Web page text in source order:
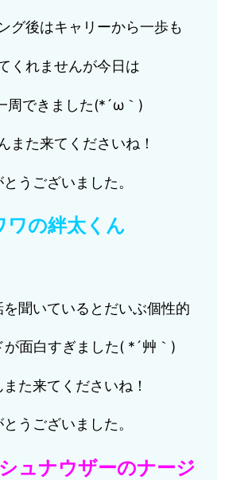
グ後はキャリーから一歩も
くれませんが今日は
周できました(*´ω｀)
また来てくださいね！
うございました。
ワの絆太くん
聞いているとだいぶ個性的
が面白すぎました( *´艸｀)
た来てくださいね！
うございました。
ュナウザーのナージ